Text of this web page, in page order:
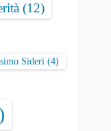
(12)
Sideri (4)